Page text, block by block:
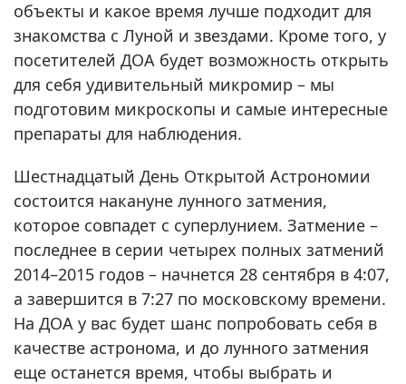
объекты и какое время лучше подходит для
знакомства с Луной и звездами. Кроме того, у
посетителей ДОА будет возможность открыть
для себя удивительный микромир – мы
подготовим микроскопы и самые интересные
препараты для наблюдения.
Шестнадцатый День Открытой Астрономии
состоится накануне лунного затмения,
которое совпадет с суперлунием. Затмение –
последнее в серии четырех полных затмений
2014–2015 годов – начнется 28 сентября в 4:07,
а завершится в 7:27 по московскому времени.
На ДОА у вас будет шанс попробовать себя в
качестве астронома, и до лунного затмения
еще останется время, чтобы выбрать и